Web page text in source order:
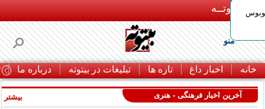
بـیتوتــه
منو
خانه اخبار داغ تازه ها تبلیغات در بیتوته درباره ما
آخرین اخبار فرهنگی - هنری بیشتر